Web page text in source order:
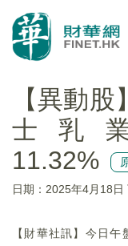
【異動
士乳業
11.32%
日期：2025年4月18日
【財華社訊】今日